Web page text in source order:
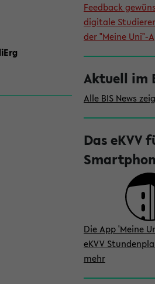
Feedback
digitale
der "Meine Uni"-
Aktuell im
Alle BIS News
Das eKVV
Die App 'Meine
eKVV
mehr